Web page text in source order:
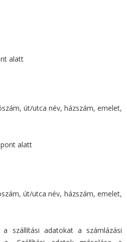
alatt
út/utca név, házszám, emelet,
alatt
út/utca név, házszám, emelet,
a szállítási adatokat a számlázási